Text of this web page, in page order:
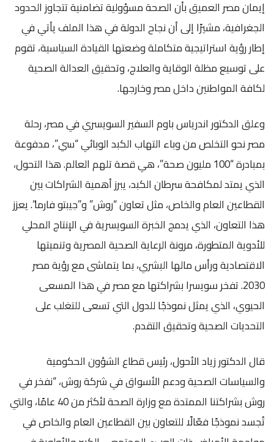
إيمان مصر العميق بأن الصحة مسؤولية تضامنية تتجاوز الحدود
الجغرافية، مشيرًا إلى أن نجاح الدولة في هذا الملف يأتي في
إطار رؤية استراتيجية متكاملة وضعتها القيادة السياسية، تقوم
على توسيع مظلة الوقاية والعلاج، وتحقيق العدالة الصحية
لكافة المواطنين داخل مصر وخارجها.
وعلق الدكتور اندرياس باوم السفير السويسري في مصر، رحلة
مصر نحو التخلص من وباء التهاب الكبد الوبائي “سي”، مدفوعة
بمبادرة “100 مليون صحة”، هي قصة تلهم العالم. هذا التحول،
الذي يمتد لمكافحة سرطان الكبد، يبرز أهمية الشراكات بين
القطاعين العام والخاص، مثل تعاون “روش” و”جيبتو فارما”. يعزز
هذا التعاون، الذي يدمج الخبرة السويسرية في الإنتاج المحلي
للأدوية المتطورة، مرونة الرعاية الصحية المصرية وتنميتها
الاقتصادية ورأس مالها البشري، بما يتماشى مع رؤية مصر
2030. تفخر سويسرا بشراكتها مع مصر في هذا المسعى
الحيوي، الذي يمثل نموذجًا للدول التي تسعى للتغلب على
التحديات الصحية وتحقيق التقدم.
قال الدكتور زياد الأحول، رئيس قطاع الشؤون الحكومية
والسياسات الصحية ودعم الأسواق في شركة روش، “نفخر في
روش بشراكتنا الممتدة مع وزارة الصحة لأكثر من 40 عامًا، والتي
تُجسد نموذجًا فعّالًا للتعاون بين القطاعين العام والخاص في